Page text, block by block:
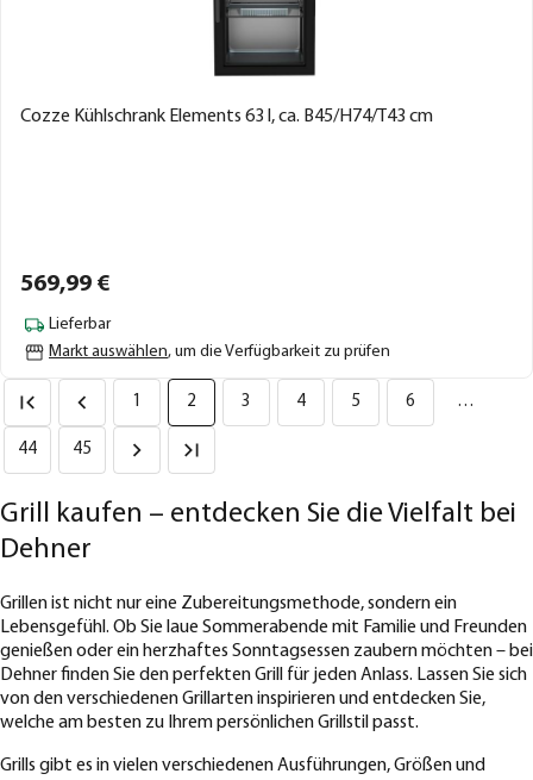
Cozze Kühlschrank Elements 63 l, ca. B45/H74/T43 cm
569,99 €
Lieferbar
Markt auswählen, um die Verfügbarkeit zu prüfen
1 2 3 4 5 6 …
44 45
Grill kaufen – entdecken Sie die Vielfalt bei
Dehner
Grillen ist nicht nur eine Zubereitungsmethode, sondern ein
Lebensgefühl. Ob Sie laue Sommerabende mit Familie und Freunden
genießen oder ein herzhaftes Sonntagsessen zaubern möchten – bei
Dehner finden Sie den perfekten Grill für jeden Anlass. Lassen Sie sich
von den verschiedenen Grillarten inspirieren und entdecken Sie,
welche am besten zu Ihrem persönlichen Grillstil passt.
Grills gibt es in vielen verschiedenen Ausführungen, Größen und